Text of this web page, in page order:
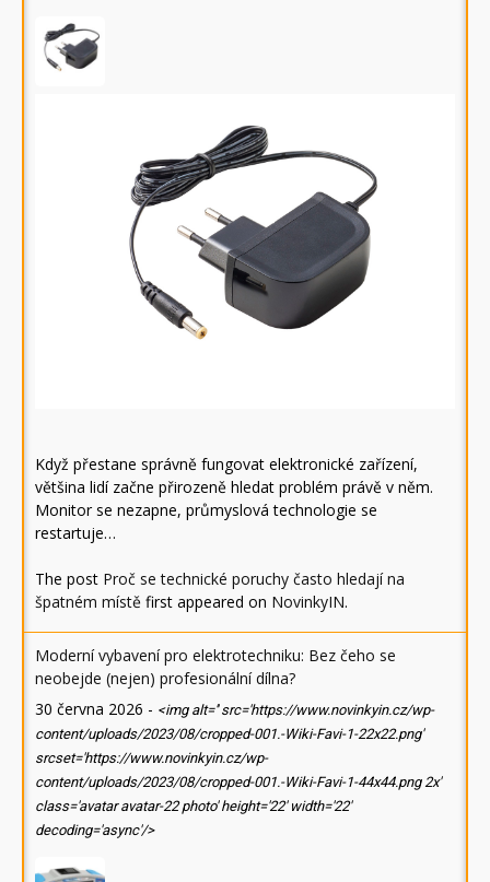
Když přestane správně fungovat elektronické zařízení,
většina lidí začne přirozeně hledat problém právě v něm.
Monitor se nezapne, průmyslová technologie se
restartuje…
The post Proč se technické poruchy často hledají na
špatném místě first appeared on NovinkyIN.
Moderní vybavení pro elektrotechniku: Bez čeho se
neobejde (nejen) profesionální dílna?
30 června 2026 - <img alt='' src='https://www.novinkyin.cz/wp-
content/uploads/2023/08/cropped-001.-Wiki-Favi-1-22x22.png'
srcset='https://www.novinkyin.cz/wp-
content/uploads/2023/08/cropped-001.-Wiki-Favi-1-44x44.png 2x'
class='avatar avatar-22 photo' height='22' width='22'
decoding='async'/>